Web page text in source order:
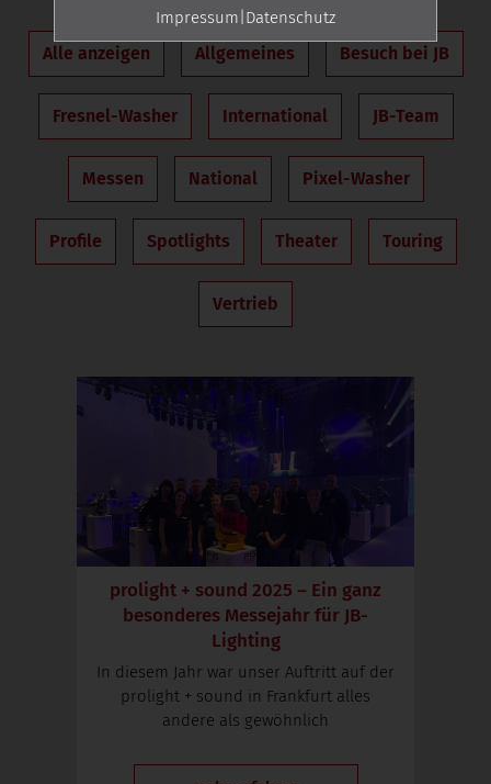
Alle anzeigen Allgemeines Besuch bei JB
Fresnel-Washer International JB-Team
Messen National Pixel-Washer
Profile Spotlights Theater Touring
Vertrieb
prolight + sound 2025 – Ein ganz
besonderes Messejahr für JB-
Lighting
In diesem Jahr war unser Auftritt auf der
prolight + sound in Frankfurt alles
andere als gewöhnlich
Impressum Datenschutz